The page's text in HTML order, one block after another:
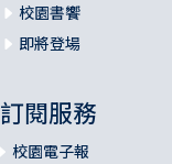
校園書饗
即將登場
訂閱服務
校園電子報